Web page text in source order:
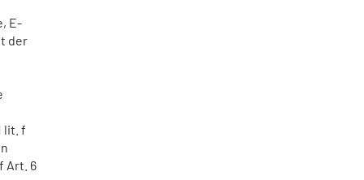
E-
der
lit. f
Art. 6